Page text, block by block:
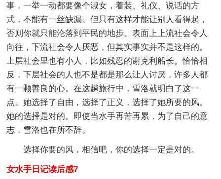
事，一举一动都要像个淑女，着装、礼仪、说话的方
式，不能有一丝缺漏。但只有这样才能让别人看得起，
否则你就只能沦落到平民的地步。表面上上流社会令人
向往，下流社会令人厌恶，但其实事实并不是这样的。
上层社会里也有小人，比如残忍的谢克利船长。恰恰相
反，下层社会的人也不是都是那么让人讨厌，许多人都
有一颗善良的心。在这趟旅行中，雪洛就明白了这一
点。她选择了自由，选择了正义，选择了她所要的风。
她的选择是对的。即使当水手再苦再累，为了自己的意
志，雪洛也在所不辞。
选择你要的风，相信吧，你的选择一定是对的。
女水手日记读后感7